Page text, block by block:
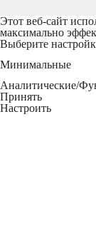
Этот веб-сайт
максимально
Выберите
Минимальные
Аналитические/
Принять
Настроить